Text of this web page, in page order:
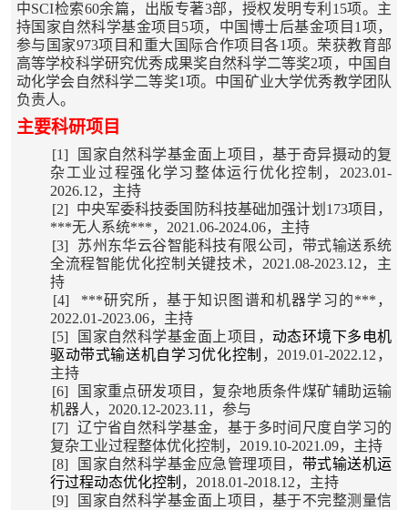
中SCI检索60余篇，出版专著3部，授权发明专利 15项。主
持国家自然科学基金项目 5项，中国博士后基金项目 1项，
参与国家973项目和重大国际合作项目各1项。荣获教育部
高等学校科学研究优秀成果奖自然科学二等奖2项，中国自
动化学会自然科学二等奖1项。中国矿业大学优秀教学团队
负责人。
主要科研项目
[1]
国家自然科学基金面上项目，基于奇异摄动的复
杂工业过程强化学习整体运行优化控制，2023.01-
2026.12，主持
[2]
中央军委科技委国防科技基础加强计划173项目，
***无人系统***，2021.06-2024.06，主持
[3]
苏州东华云谷智能科技有限公司，带式输送系统
全流程智能优化控制关键技术，2021.08-2023.12，主
持
[4]
***研究所，基于知识图谱和机器学习的***，
2022.01-2023.06，主持
[5]
国家自然科学基金面上项目， 动态环境下多电机
驱动带式输送机自学习优化控制 ，2019.01-2022.12，
主持
[6]
国家重点研发项目，复杂地质条件煤矿辅助运输
机器人，2020.12-2023.11，参与
[7]
辽宁省自然科学基金，基于多时间尺度自学习的
复杂工业过程整体优化控制，2019.10-2021.09，主持
[8]
国家自然科学基金应急管理项目， 带式输送机运
行过程动态优化控制 ，2018.01-2018.12，主持
[9]
国家自然科学基金面上项目，基于不完整测量信